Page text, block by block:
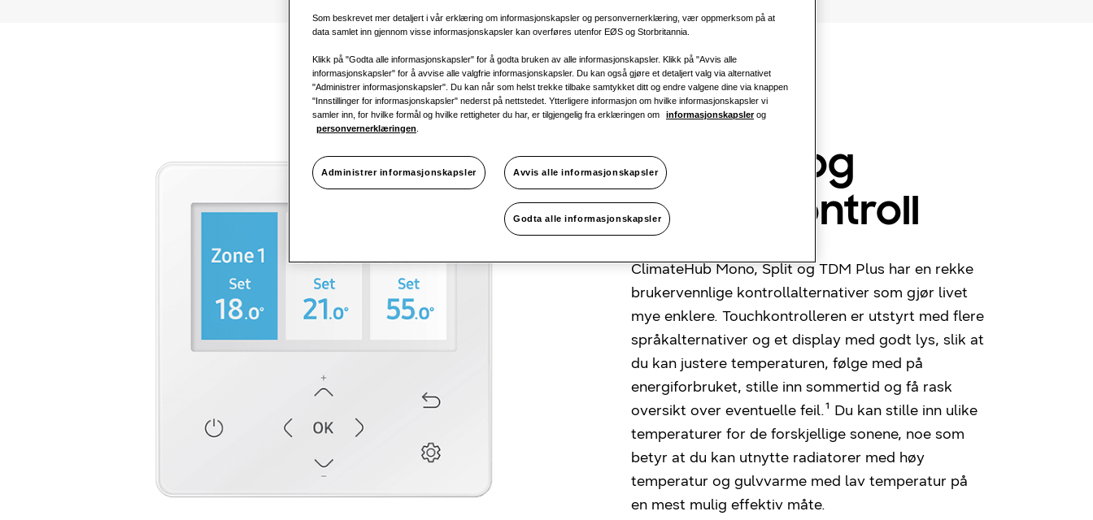
Praktisk og
intuitiv kontroll
ClimateHub Mono, Split og TDM Plus har en rekke
brukervennlige kontrollalternativer som gjør livet
mye enklere. Touchkontrolleren er utstyrt med flere
språkalternativer og et display med godt lys, slik at
du kan justere temperaturen, følge med på
energiforbruket, stille inn sommertid og få rask
oversikt over eventuelle feil.¹ Du kan stille inn ulike
temperaturer for de forskjellige sonene, noe som
betyr at du kan utnytte radiatorer med høy
temperatur og gulvvarme med lav temperatur på
en mest mulig effektiv måte.
Som beskrevet mer detaljert i vår erklæring om informasjonskapsler og personvernerklæring, vær oppmerksom på at
data samlet inn gjennom visse informasjonskapsler kan overføres utenfor EØS og Storbritannia.
Klikk på "Godta alle informasjonskapsler" for å godta bruken av alle informasjonskapsler. Klikk på "Avvis alle
informasjonskapsler" for å avvise alle valgfrie informasjonskapsler. Du kan også gjøre et detaljert valg via alternativet
"Administrer informasjonskapsler". Du kan når som helst trekke tilbake samtykket ditt og endre valgene dine via knappen
"Innstillinger for informasjonskapsler" nederst på nettstedet. Ytterligere informasjon om hvilke informasjonskapsler vi
samler inn, for hvilke formål og hvilke rettigheter du har, er tilgjengelig fra erklæringen om
informasjonskapslerog
personvernerklæringen
Administrer informasjonskapsler Avvis alle informasjonskapsler
Godta alle informasjonskapsler